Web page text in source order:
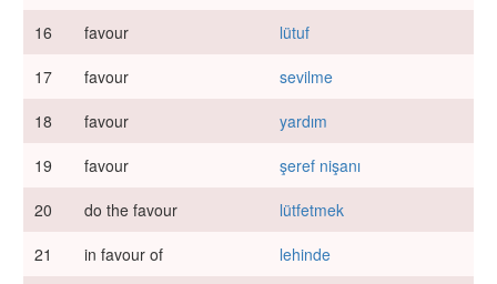
16
favour
lütuf
17
favour
sevilme
18
favour
yardım
19
favour
şeref nişanı
20
do the favour
lütfetmek
21
in favour of lehinde